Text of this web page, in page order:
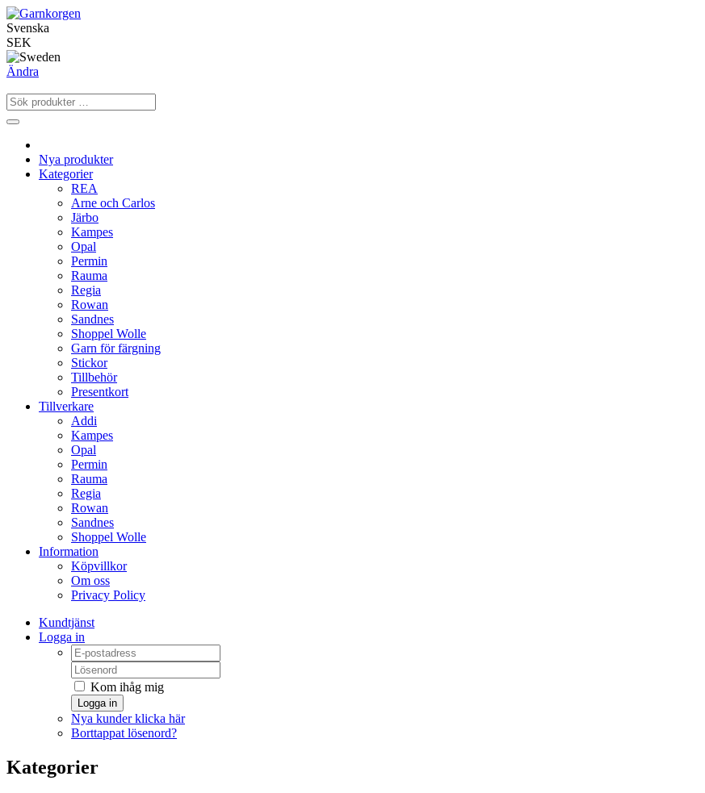
Svenska
SEK
Ändra
Nya produkter
Kategorier
REA
Arne och Carlos
Järbo
Kampes
Opal
Permin
Rauma
Regia
Rowan
Sandnes
Shoppel Wolle
Garn för färgning
Stickor
Tillbehör
Presentkort
Tillverkare
Addi
Kampes
Opal
Permin
Rauma
Regia
Rowan
Sandnes
Shoppel Wolle
Information
Köpvillkor
Om oss
Privacy Policy
Kundtjänst
Logga in
Kom ihåg mig
Logga in
Nya kunder klicka här
Borttappat lösenord?
Kategorier